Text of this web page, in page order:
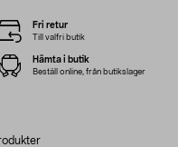
Fri retur
Till valfri butik
Hämta i butik
Beställ online, från butikslager